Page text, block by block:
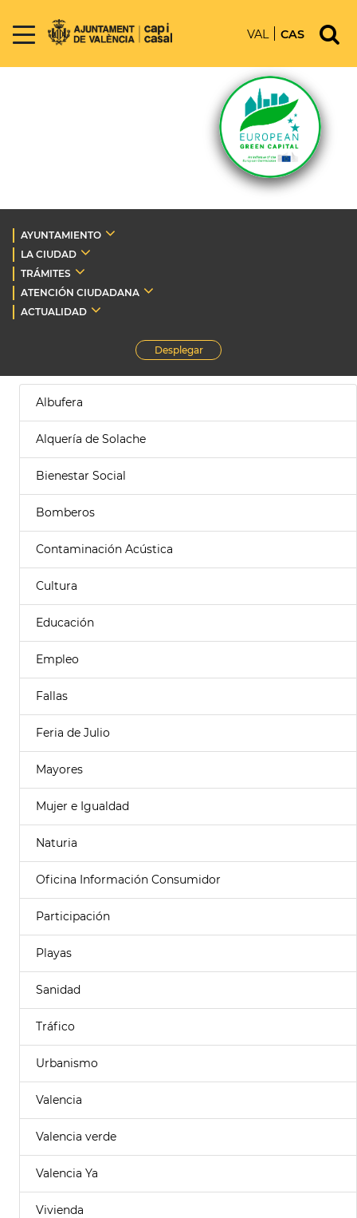
VAL CAS
AYUNTAMIENTO
LA CIUDAD
TRÁMITES
ATENCIÓN CIUDADANA
ACTUALIDAD
Desplegar
Albufera
Alquería de Solache
Bienestar Social
Bomberos
Contaminación Acústica
Cultura
Educación
Empleo
Fallas
Feria de Julio
Mayores
Mujer e Igualdad
Naturia
Oficina Información Consumidor
Participación
Playas
Sanidad
Tráfico
Urbanismo
Valencia
Valencia verde
Valencia Ya
Vivienda